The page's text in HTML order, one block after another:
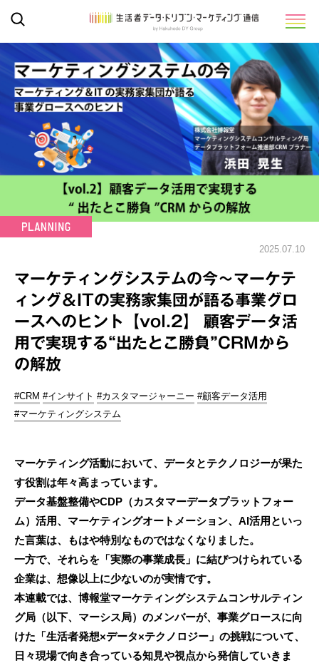
2025.07.10
マーケティングシステムの今～マーケテ
ィング＆ITの実務家集団が語る事業グロ
ースへのヒント【vol.2】 顧客データ活
用で実現する“出たとこ勝負”CRMから
の解放
#CRM #インサイト #カスタマージャーニー #顧客データ活用
#マーケティングシステム
マーケティング活動において、データとテクノロジーが果た
す役割は年々高まっています。
データ基盤整備やCDP（カスタマーデータプラットフォー
ム）活用、マーケティングオートメーション、AI活用といっ
た言葉は、もはや特別なものではなくなりました。
一方で、それらを「実際の事業成長」に結びつけられている
企業は、想像以上に少ないのが実情です。
本連載では、博報堂マーケティングシステムコンサルティン
グ局（以下、マーシス局）のメンバーが、事業グロースに向
けた「生活者発想×データ×テクノロジー」の挑戦について、
日々現場で向き合っている知見や視点から発信していきま